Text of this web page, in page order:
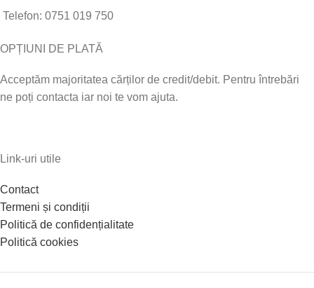
Telefon: 0751 019 750
OPȚIUNI DE PLATĂ
Acceptăm majoritatea cărților de credit/debit. Pentru întrebări
ne poți contacta iar noi te vom ajuta.
Link-uri utile
Contact
Termeni și condiții
Politică de confidențialitate
Politică cookies